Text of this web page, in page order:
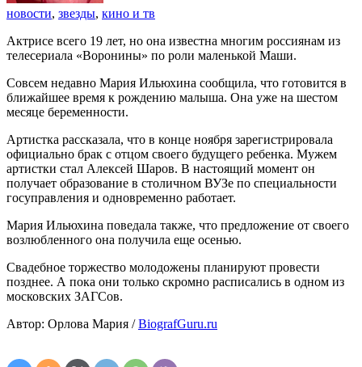
новости, звезды, кино и тв
Актрисе всего 19 лет, но она известна многим россиянам из
телесериала «Воронины» по роли маленькой Маши.
Совсем недавно Мария Ильюхина сообщила, что готовится в
ближайшее время к рождению малыша. Она уже на шестом
месяце беременности.
Артистка рассказала, что в конце ноября зарегистрировала
официально брак с отцом своего будущего ребенка. Мужем
артистки стал Алексей Шаров. В настоящий момент он
получает образование в столичном ВУЗе по специальности
госуправления и одновременно работает.
Мария Ильюхина поведала также, что предложение от своего
возлюбленного она получила еще осенью.
Свадебное торжество молодожены планируют провести
позднее. А пока они только скромно расписались в одном из
московских ЗАГСов.
Автор: Орлова Мария /BiografGuru.ru